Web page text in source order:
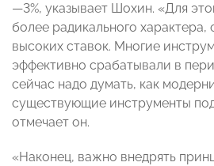
—3%, указывает Шохин. «Для
более радикального
высоких ставок. Многие
эффективно срабатывали в
сейчас надо думать, как
существующие инструменты
отмечает он.
«Наконец, важно внедрять